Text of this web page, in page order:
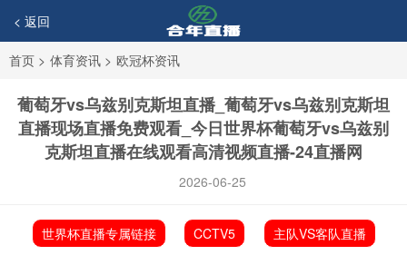
< 返回
首页 > 体育资讯 > 欧冠杯资讯
葡萄牙vs乌兹别克斯坦直播_葡萄牙vs乌兹别克斯坦
直播现场直播免费观看_今日世界杯葡萄牙vs乌兹别
克斯坦直播在线观看高清视频直播-24直播网
2026-06-25
世界杯直播专属链接 CCTV5 主队VS客队直播